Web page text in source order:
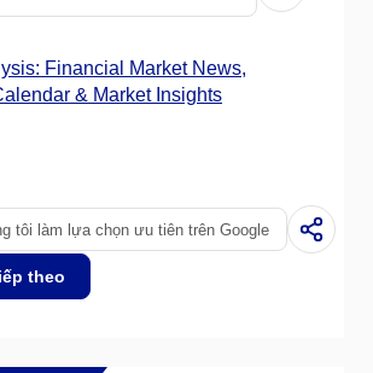
Financial Market News,
& Market Insights
tôi làm lựa chọn ưu tiên trên Google
theo